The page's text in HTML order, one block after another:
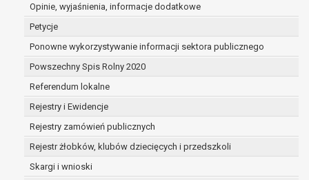
Opinie, wyjaśnienia, informacje dodatkowe
Petycje
Ponowne wykorzystywanie informacji sektora publicznego
Powszechny Spis Rolny 2020
Referendum lokalne
Rejestry i Ewidencje
Rejestry zamówień publicznych
Rejestr żłobków, klubów dziecięcych i przedszkoli
Skargi i wnioski
dane są nieprawidłowe lub
prawo do żądania usunięcia danych
osobowych (tzw. prawo do bycia
zapomnianym) na podstawie art. 17 RODO,
w przypadku gdy:
dane nie są już niezbędne do celów,
dla których były zebrane lub w inny
sposób przetwarzane,
osoba, której dane dotyczą, wniosła
sprzeciw wobec przetwarzania
danych osobowych,